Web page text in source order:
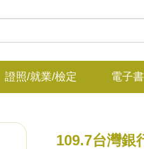
證照/就業/檢定 電子書
109.7台灣銀